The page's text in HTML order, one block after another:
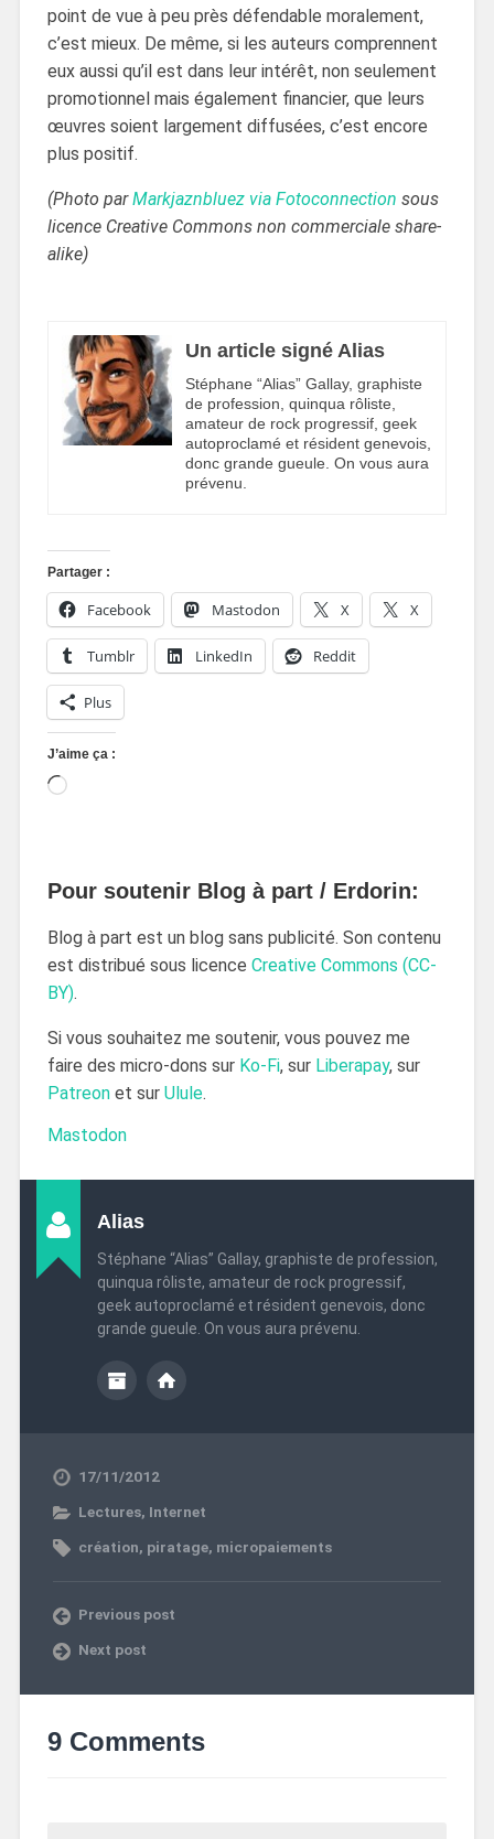
point de vue à peu près défendable moralement,
c’est mieux. De même, si les auteurs comprennent
eux aussi qu’il est dans leur intérêt, non seulement
promotionnel mais également financier, que leurs
œuvres soient largement diffusées, c’est encore
plus positif.
(Photo parMarkjaznbluez via Fotoconnection sous
licence Creative Commons non commerciale share-
alike)
Un article signé Alias
Stéphane “Alias” Gallay, graphiste
de profession, quinqua rôliste,
amateur de rock progressif, geek
autoproclamé et résident genevois,
donc grande gueule. On vous aura
prévenu.
Partager :
Facebook Mastodon X X
Tumblr LinkedIn Reddit
Plus
J’aime ça :
Pour soutenir Blog à part / Erdorin:
Blog à part est un blog sans publicité. Son contenu
est distribué sous licence Creative Commons (CC-
BY).
Si vous souhaitez me soutenir, vous pouvez me
faire des micro-dons sur Ko-Fi, sur Liberapay, sur
Patreonet sur Ulule.
Mastodon
Alias
Stéphane “Alias” Gallay, graphiste de profession,
quinqua rôliste, amateur de rock progressif,
geek autoproclamé et résident genevois, donc
grande gueule. On vous aura prévenu.
17/11/2012
Lectures, Internet
création, piratage, micropaiements
Previous post
Next post
9 Comments